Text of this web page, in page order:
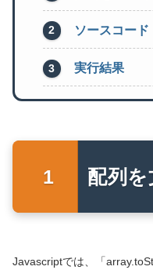
ソースコード
実行結果
配列
Javascriptでは、「